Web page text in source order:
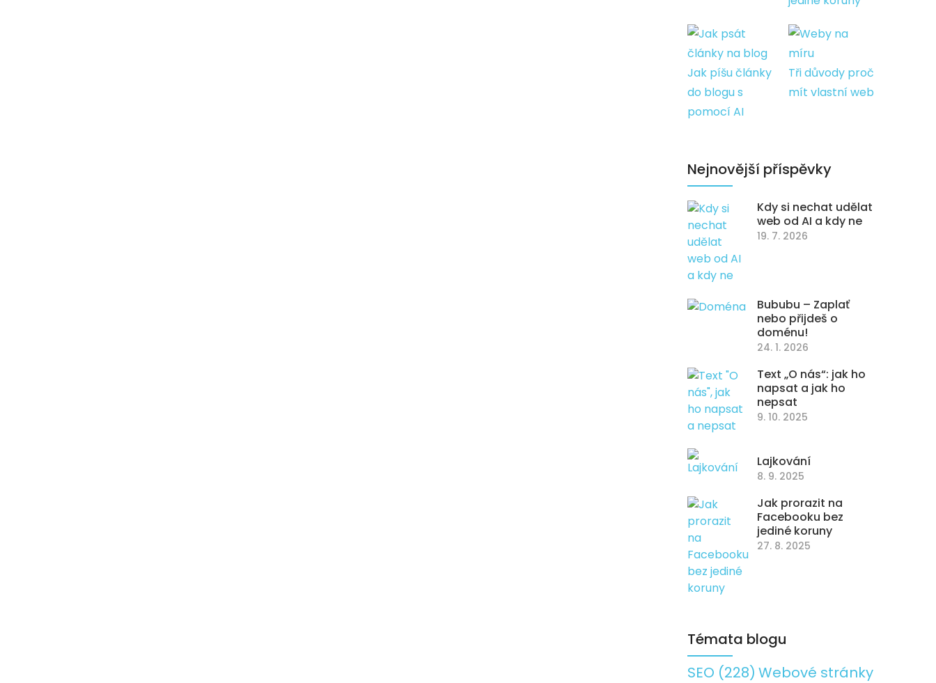
Jak píšu články
do blogu s
pomocí AI
Tři důvody proč
mít vlastní web
Nejnovější příspěvky
Kdy si nechat udělat
web od AI a kdy ne
19. 7. 2026
Bububu – Zaplať
nebo přijdeš o
doménu!
24. 1. 2026
Text „O nás“: jak ho
napsat a jak ho
nepsat
9. 10. 2025
Lajkování
8. 9. 2025
Jak prorazit na
Facebooku bez
jediné koruny
27. 8. 2025
Témata blogu
SEO (228) Webové stránky